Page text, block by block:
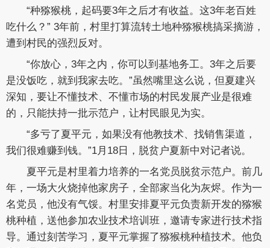
“种猕猴桃，起码要3年之后才有收益。这3年老百姓
吃什么？” 3年前，村里打算流转土地种猕猴桃搞采摘游，
遭到村民的强烈反对。
“你放心，3年之内，你可以到基地务工。3年之后要
是没饭吃，就到我家去吃。”虽然嘴里这么说，但夏建兴
深知，要让不懂技术、不懂市场的村民发展产业是很难
的，只能扶持一批示范户，让村民眼见为实。
“多亏了夏平元，如果没有他教技术、找销售渠道，
我们很难赚到钱。”1月18日，脱贫户夏新中对记者说。
夏平元是村里着力培养的一名党员脱贫示范户。前几
年，一场大火烧掉他家房子，全部家当化为灰烬。作为一
名党员，他没有气馁。村里安排夏平元负责新开发的猕猴
桃种植，送他参加农业技术培训班，邀请专家进行技术指
导。通过刻苦学习，夏平元掌握了猕猴桃种植技术。他负